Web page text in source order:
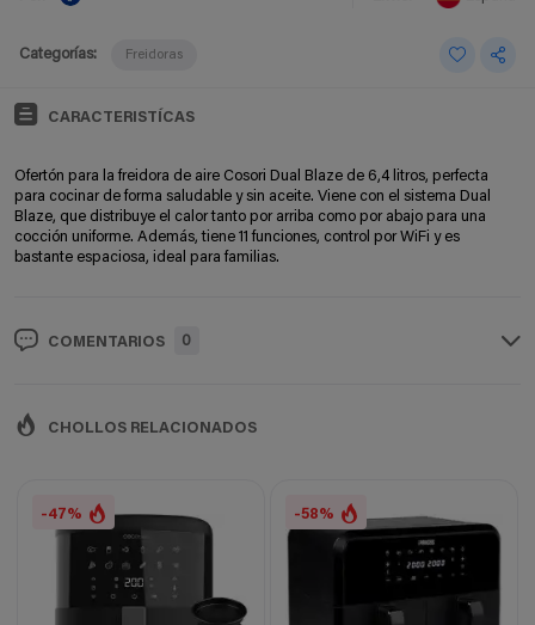
Categorías: Freidoras
CARACTERISTÍCAS
Ofertón para la freidora de aire Cosori Dual Blaze de 6,4 litros, perfecta
para cocinar de forma saludable y sin aceite. Viene con el sistema Dual
Blaze, que distribuye el calor tanto por arriba como por abajo para una
cocción uniforme. Además, tiene 11 funciones, control por WiFi y es
bastante espaciosa, ideal para familias.
COMENTARIOS 0
CHOLLOS RELACIONADOS
-47% -58%